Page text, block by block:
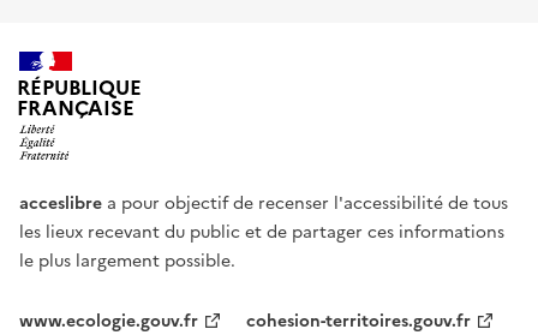
RÉPUBLIQUE
FRANÇAISE
acceslibre a pour objectif de recenser l'accessibilité de tous
les lieux recevant du public et de partager ces informations
le plus largement possible.
www.ecologie.gouv.fr
cohesion-territoires.gouv.fr